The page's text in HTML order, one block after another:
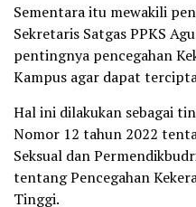
Sementara itu mewakili
Sekretaris Satgas PPKS
pentingnya pencegahan
Kampus agar dapat
Hal ini dilakukan sebagai
Nomor 12 tahun 2022
Seksual dan
tentang Pencegahan
Tinggi.